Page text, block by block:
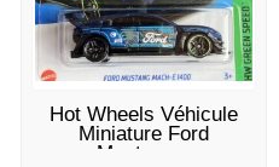
EN STOCK
Hot Wheels Véhicule
Miniature Ford
Mustang...